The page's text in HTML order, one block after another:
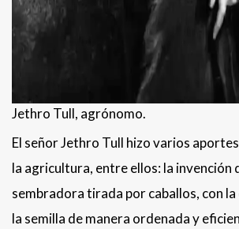
Jethro Tull, agrónomo.
El señor Jethro Tull hizo varios
la agricultura, entre ellos: la invención
sembradora tirada por caballos, con la
la semilla de manera ordenada y